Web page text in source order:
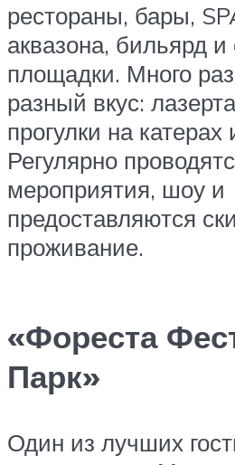
рестораны, бары,
аквазона, бильярд
площадки. Много
разный вкус:
прогулки на
Регулярно
мероприятия, шоу и
предоставляются
проживание.
«Фореста
Парк»
Один из лучших